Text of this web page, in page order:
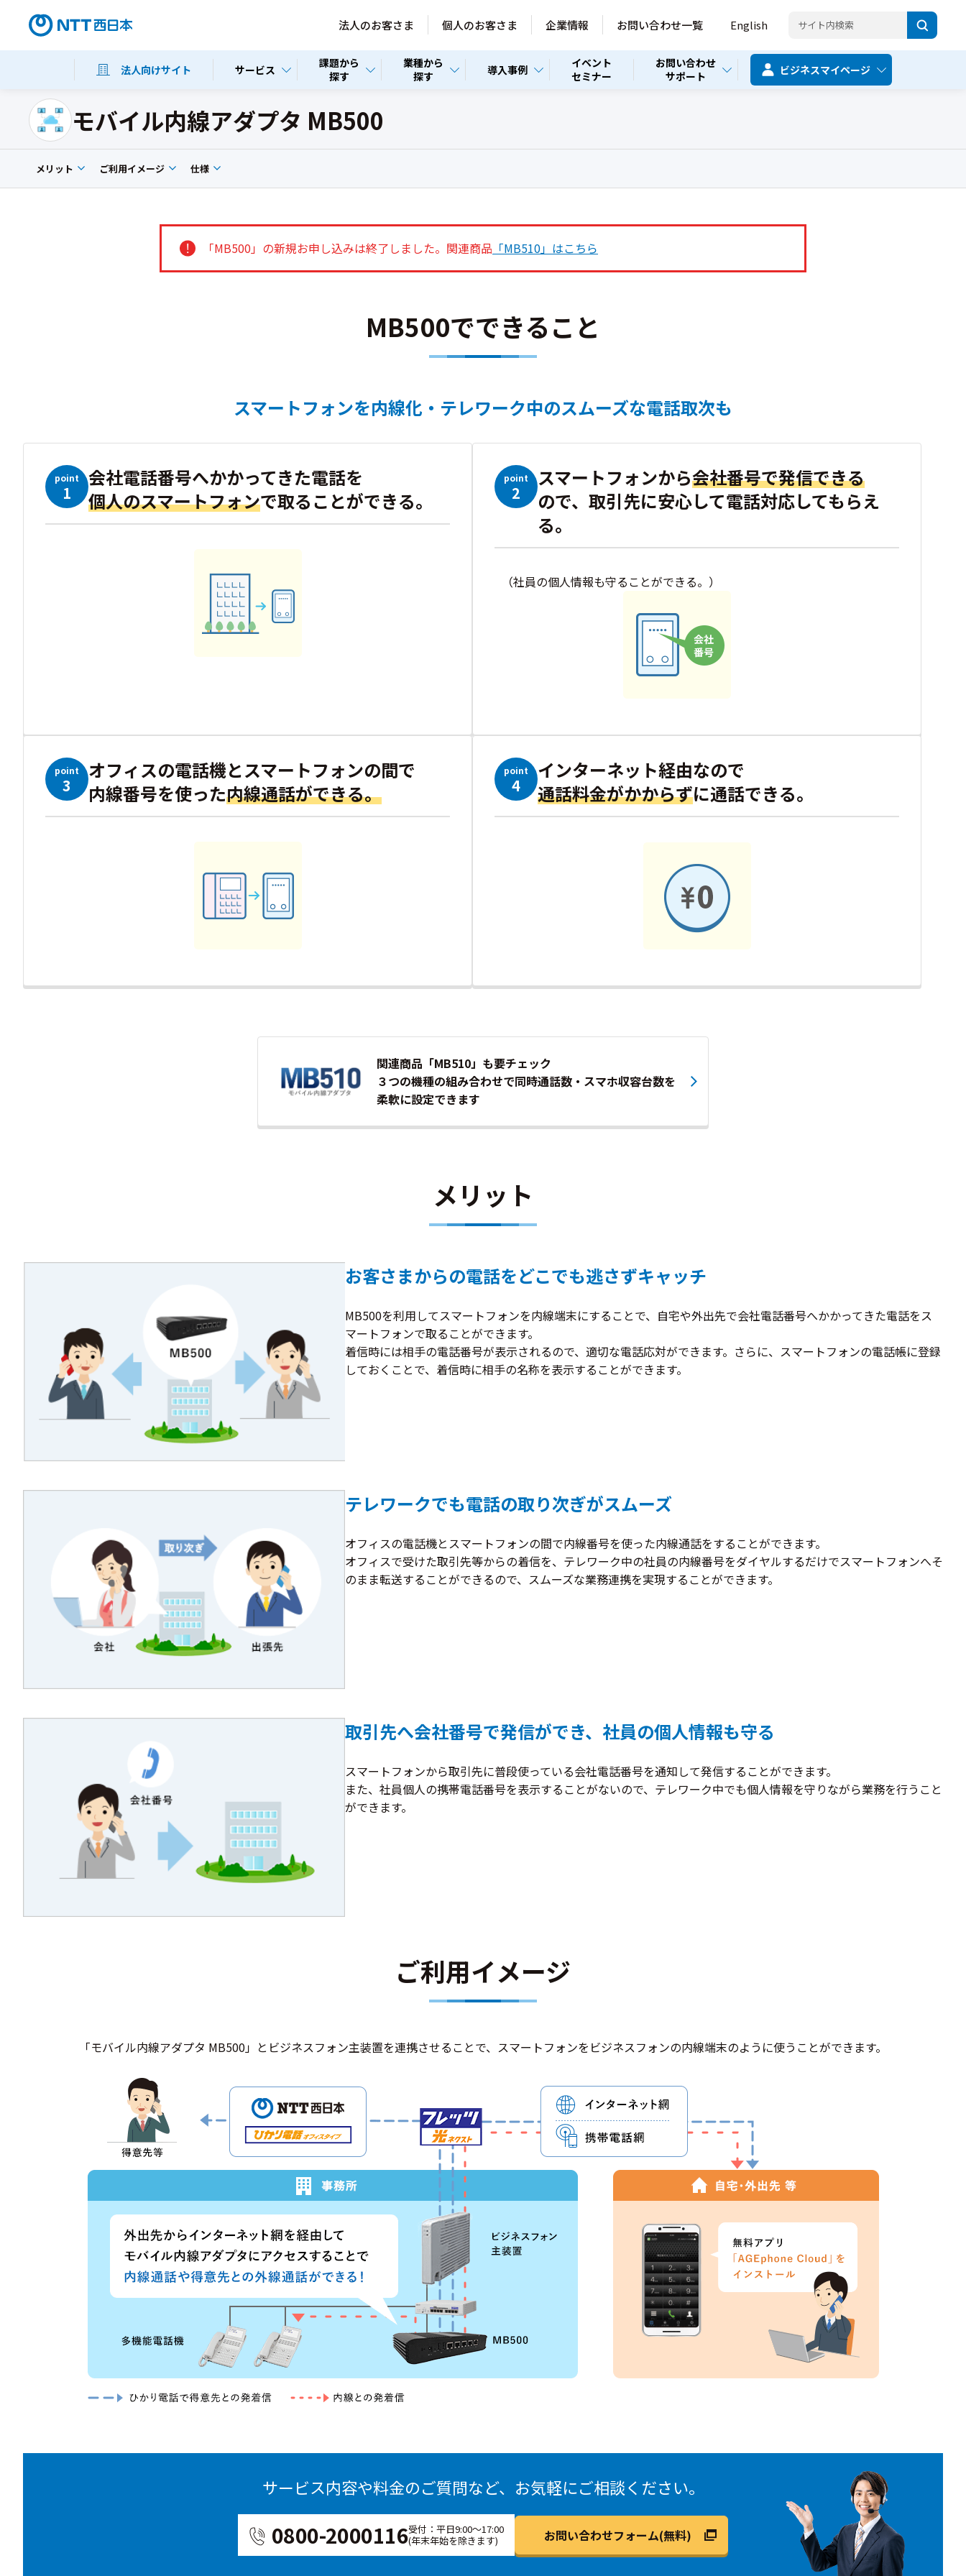
法人のお客さま 個人のお客さま 企業情報 お問い合わせ一覧 English
法人向けサイト サービス
課題から
探す
業種から
探す
導入事例
イベント
セミナー
お問い合わせ
サポート
ビジネスマイページ
モバイル内線アダプタ MB500
メリット ご利用イメージ 仕様
「MB500」の新規お申し込みは終了しました。関連商品 「MB510」はこちら
MB500でできること
スマートフォンを内線化・テレワーク中のスムーズな電話取次も
point
1
会社電話番号へかかってきた電話を
個人のスマートフォンで取ることができる。
point
2
スマートフォンから会社番号で発信できる
ので、取引先に安心して電話対応してもらえ
る。
（社員の個人情報も守ることができる。）
point
3
オフィスの電話機とスマートフォンの間で
内線番号を使った内線通話ができる。
point
4
インターネット経由なので
通話料金がかからずに通話できる。
関連商品「MB510」も要チェック
３つの機種の組み合わせで同時通話数・スマホ収容台数を
柔軟に設定できます
メリット
お客さまからの電話をどこでも逃さずキャッチ
MB500を利用してスマートフォンを内線端末にすることで、自宅や外出先で会社電話番号へかかってきた電話をス
マートフォンで取ることができます。
着信時には相手の電話番号が表示されるので、適切な電話応対ができます。さらに、スマートフォンの電話帳に登録
しておくことで、着信時に相手の名称を表示することができます。
テレワークでも電話の取り次ぎがスムーズ
オフィスの電話機とスマートフォンの間で内線番号を使った内線通話をすることができます。
オフィスで受けた取引先等からの着信を、テレワーク中の社員の内線番号をダイヤルするだけでスマートフォンへそ
のまま転送することができるので、スムーズな業務連携を実現することができます。
取引先へ会社番号で発信ができ、社員の個人情報も守る
スマートフォンから取引先に普段使っている会社電話番号を通知して発信することができます。
また、社員個人の携帯電話番号を表示することがないので、テレワーク中でも個人情報を守りながら業務を行うこと
ができます。
ご利用イメージ
「モバイル内線アダプタ MB500」とビジネスフォン主装置を連携させることで、スマートフォンをビジネスフォンの内線端末のように使うことができます。
サービス内容や料金のご質問など、お気軽にご相談ください。
0800-2000116受付：平日9:00～17:00
(年末年始を除きます)
お問い合わせフォーム(無料)